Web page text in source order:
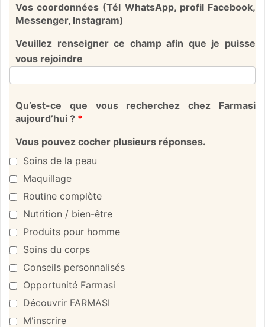
Vos coordonnées (Tél WhatsApp, profil Facebook,
Messenger, Instagram)
Veuillez renseigner ce champ afin que je puisse
vous rejoindre
Qu’est-ce que vous recherchez chez Farmasi
aujourd’hui ? *
Vous pouvez cocher plusieurs réponses.
Soins de la peau
Maquillage
Routine complète
Nutrition / bien-être
Produits pour homme
Soins du corps
Conseils personnalisés
Opportunité Farmasi
Découvrir FARMASI
M'inscrire